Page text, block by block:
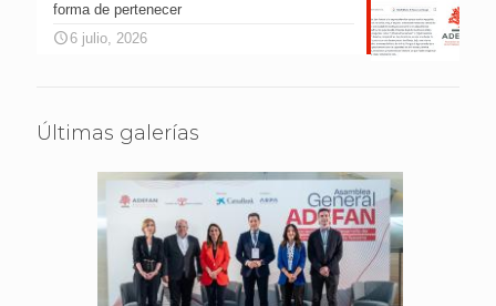
forma de pertenecer
6 julio, 2026
Últimas galerías